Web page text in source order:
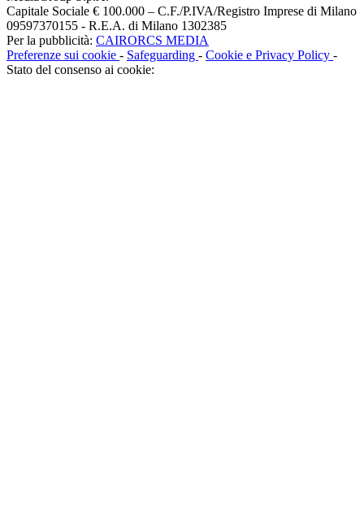
Capitale Sociale € 100.000 – C.F./P.IVA/Registro Imprese di Milano
09597370155 - R.E.A. di Milano 1302385
Per la pubblicità: CAIRORCS MEDIA
Preferenze sui cookie - Safeguarding - Cookie e Privacy Policy -
Stato del consenso ai cookie: